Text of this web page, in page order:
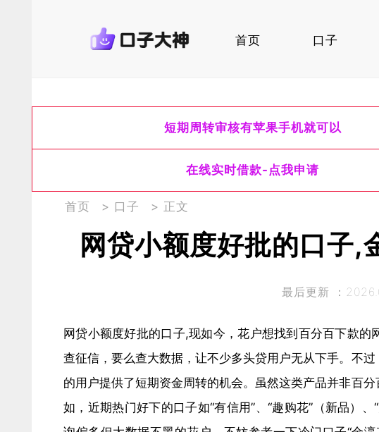
首页 口子
短期周转审核有苹果手机就可以
在线实时借款-点我申请
首页 > 口子 > 正文
网贷小额度好批的口子,
最后更新 ：
网贷小额度好批的口子,现如今，花户想找到百分百下款
查征信，要么查大数据，让不少多头贷用户无从下手。不
的用户提供了短期资金周转的机会。虽然这类产品并非百
如，近期热门好下的口子如“有信用”、“趣购花”（新品）